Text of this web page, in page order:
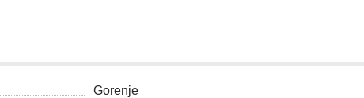
Gorenje